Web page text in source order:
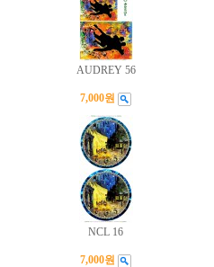
AUDREY 56
7,000원
NCL 16
7,000원